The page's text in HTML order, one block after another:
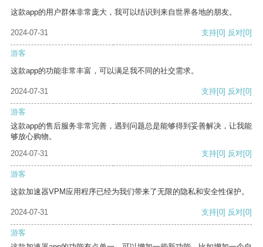
这款app的用户群体非常庞大，我可以结识到来自世界各地的朋友。
2024-07-31 支持[0] 反对[0]
游客
这款app的功能非常丰富，可以满足我不同的社交需求。
2024-07-31 支持[0] 反对[0]
游客
这款app的售后服务非常完善，遇到问题总是能够得到妥善解决，让我能
够放心购物。
2024-07-31
支持[0] 反对[0]
游客
这款加速器VPM应用程序已经为我们带来了无限的隐私和安全性保护。
2024-07-31 支持[0] 反对[0]
游客